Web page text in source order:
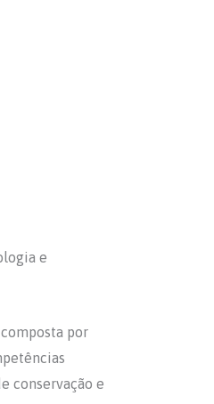
e
por
conservação e